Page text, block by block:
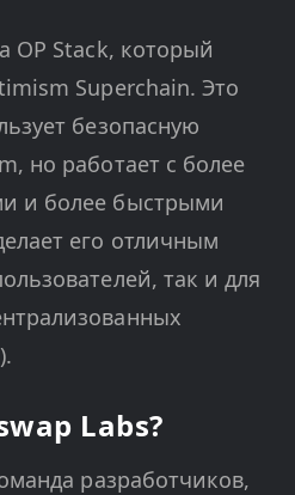
OP Stack, который
Superchain. Это
безопасную
но работает с более
и более быстрыми
его отличным
так и для
Labs?
разработчиков,